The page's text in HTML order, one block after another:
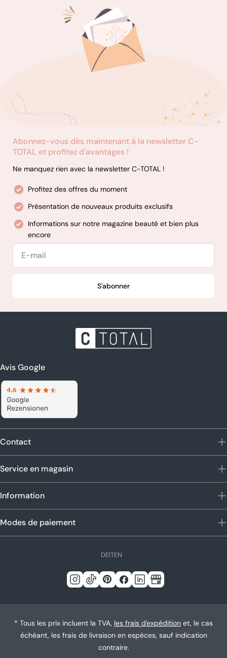
Abonnez-vous dès maintenant à la newsletter C-
TOTAL et profitez d'avantages !
Ne manquez rien avec la newsletter C-TOTAL !
Profitez des offres du moment
Présentation de nouveaux produits exclusifs
Informations sur notre magazine beauté et bien plus
encore
E-
S'abonner
Avis Google
Contact
Service en magasin
Information
Modes de paiement
L
n
e
DE EN
IT
Instagram
TIC PinterestFacebook
LinkedinGoogle
* Tous les prix incluent la TVA, les frais d'expédition et, le cas
échéant, les frais de livraison en espèces, sauf indication
contraire.